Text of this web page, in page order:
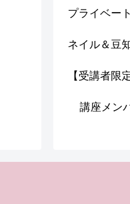
プライベート
ネイル＆豆
【受講者限
講座メン